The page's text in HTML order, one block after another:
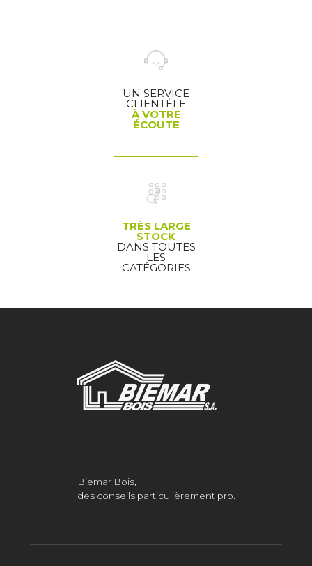
UN SERVICE
CLIENTÈLE
À VOTRE
ÉCOUTE
TRÈS LARGE
STOCK
DANS TOUTES
LES
CATÉGORIES
Biemar Bois,
des conseils particulièrement pro.